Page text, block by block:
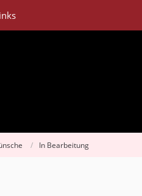
In Bearbeitung